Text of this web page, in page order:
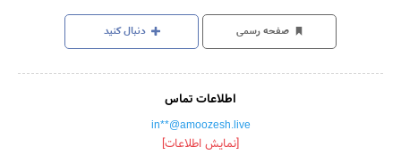
صفحه رسمی دنبال کنید
اطلاعات تماس
in**@amoozesh.live
[نمایش اطلاعات]